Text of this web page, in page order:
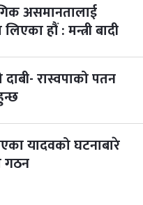
असमानतालाई
लिएका हौं : मन्त्री बादी
रास्वपाको पतन
यादवको घटनाबारे
गठन